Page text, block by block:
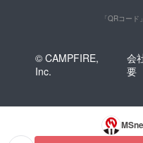
「QRコー
© CAMPFIRE,
Inc.
会
要